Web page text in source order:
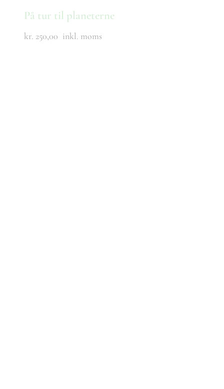
På tur til planeterne
kr. 250,00 inkl. moms